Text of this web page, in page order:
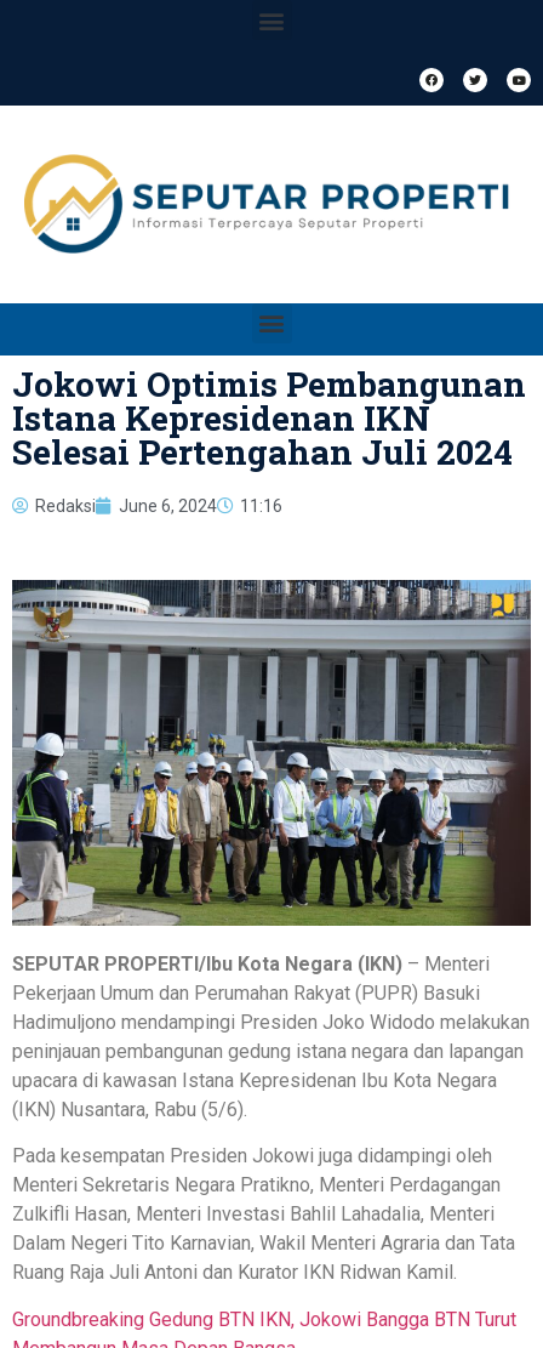
Jokowi Optimis Pembangunan
Istana Kepresidenan IKN
Selesai Pertengahan Juli 2024
Redaksi June 6, 2024 11:16
SEPUTAR PROPERTI/Ibu Kota Negara (IKN) – Menteri
Pekerjaan Umum dan Perumahan Rakyat (PUPR) Basuki
Hadimuljono mendampingi Presiden Joko Widodo melakukan
peninjauan pembangunan gedung istana negara dan lapangan
upacara di kawasan Istana Kepresidenan Ibu Kota Negara
(IKN) Nusantara, Rabu (5/6).
Pada kesempatan Presiden Jokowi juga didampingi oleh
Menteri Sekretaris Negara Pratikno, Menteri Perdagangan
Zulkifli Hasan, Menteri Investasi Bahlil Lahadalia, Menteri
Dalam Negeri Tito Karnavian, Wakil Menteri Agraria dan Tata
Ruang Raja Juli Antoni dan Kurator IKN Ridwan Kamil.
Groundbreaking Gedung BTN IKN, Jokowi Bangga BTN Turut